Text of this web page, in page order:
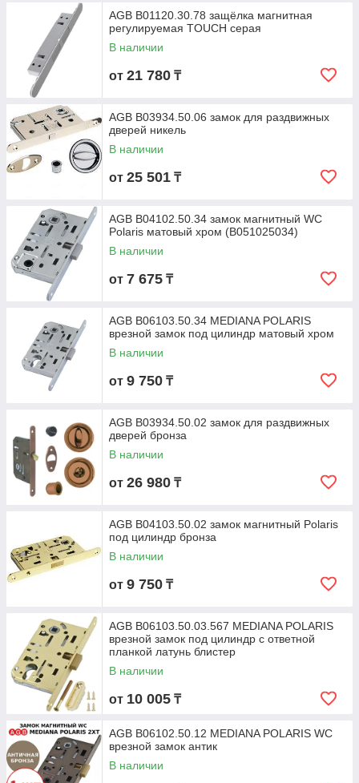
AGB B01120.30.78 защёлка магнитная
регулируемая TOUCH серая
В наличии
от 21 780 ₸
AGB B03934.50.06 замок для раздвижных
дверей никель
В наличии
от 25 501 ₸
AGB B04102.50.34 замок магнитный WC
Polaris матовый хром (B051025034)
В наличии
от 7 675 ₸
AGB B06103.50.34 MEDIANA POLARIS
врезной замок под цилиндр матовый хром
В наличии
от 9 750 ₸
AGB B03934.50.02 замок для раздвижных
дверей бронза
В наличии
от 26 980 ₸
AGB B04103.50.02 замок магнитный Polaris
под цилиндр бронза
В наличии
от 9 750 ₸
AGB B06103.50.03.567 MEDIANA POLARIS
врезной замок под цилиндр с ответной
планкой латунь блистер
В наличии
от 10 005 ₸
AGB B06102.50.12 MEDIANA POLARIS WC
врезной замок антик
В наличии